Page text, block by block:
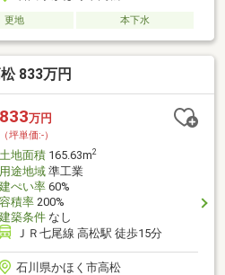
更地 本下水
833万円
833万円
（坪単価:-）
土地面積165.63m2
用途地域準工業
建ぺい率60%
容積率200%
建築条件なし
ＪＲ七尾線 高松駅 徒歩15分
石川県かほく市高松